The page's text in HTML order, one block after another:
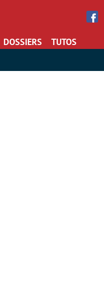
DOSSIERS TUTOS